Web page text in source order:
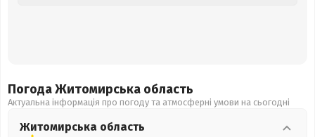
Погода Житомирська область
Актуальна інформація про погоду та атмосферні умови на сьогодні
Житомирська область